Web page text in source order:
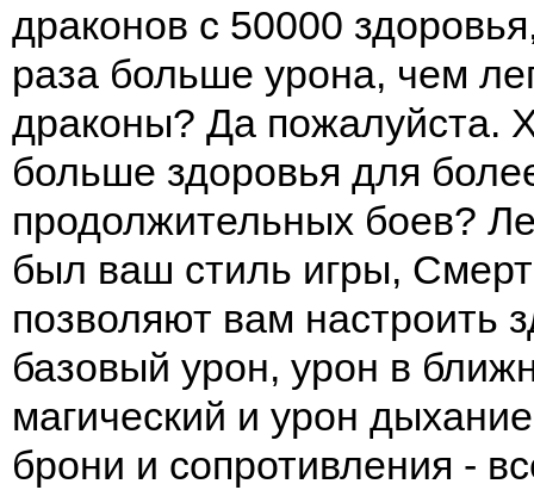
драконов с 50000
раза больше урона, чем
драконы? Да пожалуйста.
больше здоровья для
продолжительных боев?
был ваш стиль игры,
позволяют вам настроить
базовый урон, урон в
магический и урон
брони и сопротивления -